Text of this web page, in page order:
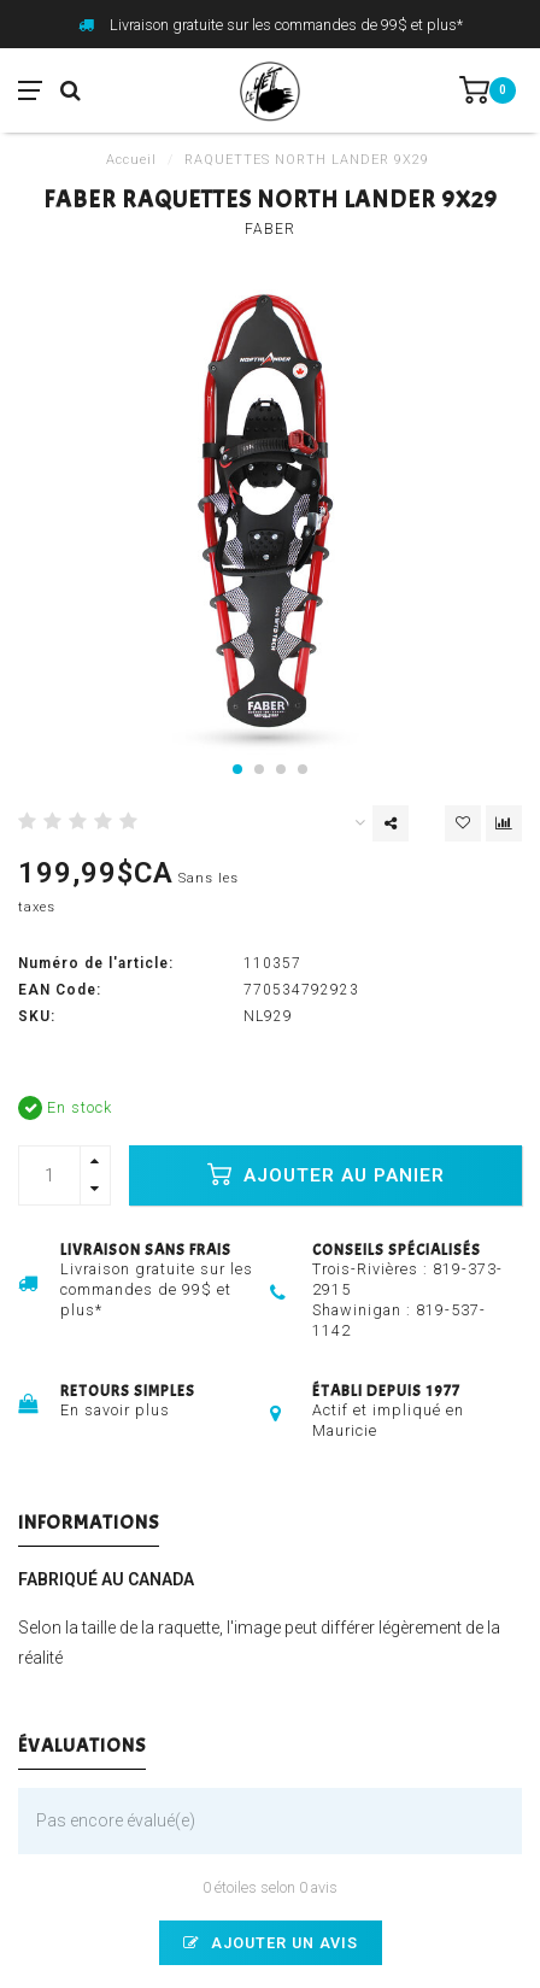
Livraison gratuite sur les commandes de 99$ et plus*
0
Accueil RAQUETTES NORTH LANDER 9X29
FABER RAQUETTES NORTH LANDER 9X29
FABER
199,99$CA Sans les
taxes
Numéro de l'article:
110357
EAN Code:
770534792923
SKU:
NL929
En stock
AJOUTER AU PANIER
LIVRAISON SANS FRAIS
Livraison gratuite sur les
commandes de 99$ et
plus*
CONSEILS SPÉCIALISÉS
Trois-Rivières : 819-373-
2915
Shawinigan : 819-537-
1142
RETOURS SIMPLES
En savoir plus
ÉTABLI DEPUIS 1977
Actif et impliqué en
Mauricie
INFORMATIONS
FABRIQUÉ AU CANADA
Selon la taille de la raquette, l'image peut différer légèrement de la
réalité
ÉVALUATIONS
Pas encore évalué(e)
0 étoiles selon 0 avis
AJOUTER UN AVIS